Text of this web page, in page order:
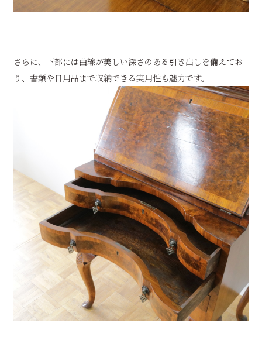
さらに、下部には曲線が美しい深さのある引き出しを備えてお
り、書類や日用品まで収納できる実用性も魅力です。